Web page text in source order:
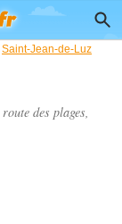
Saint-Jean-de-Luz
route des plages,